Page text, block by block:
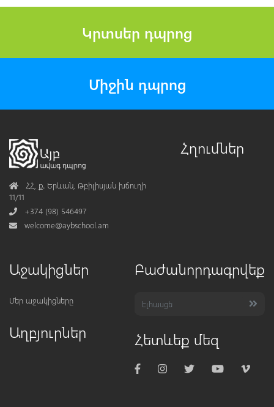
Կրտսեր դպրոց
Միջին դպրոց
AddressՀՀ, ք․ Երևան, Թբիլիսյան խճուղի
11/11
Phone+374 (98) 546497
Mail
welcome@aybschool.am
Հղումներ
Աջակիցներ
Մեր աջակիցները
Աղբյուրներ
Բաժանորդագրվեք
Հետևեք մեզ